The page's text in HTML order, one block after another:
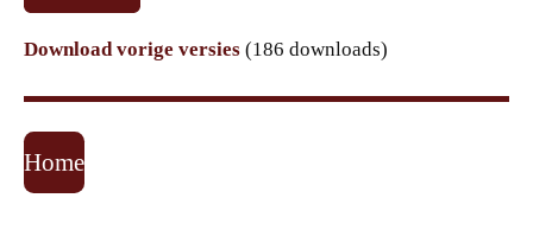
Download vorige versies (186 downloads)
Home